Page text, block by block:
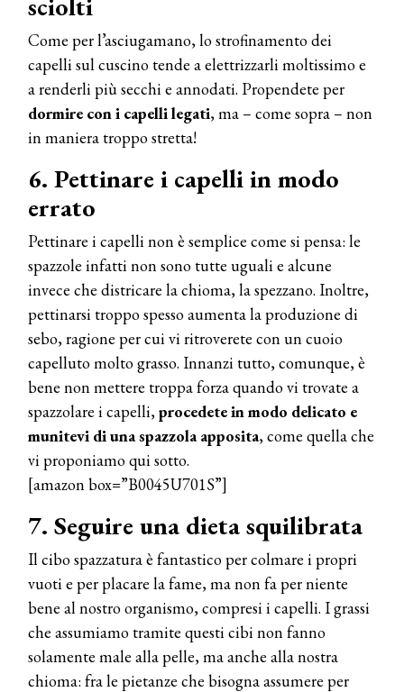
Come per l’asciugamano, lo strofinamento dei
capelli sul cuscino tende a elettrizzarli moltissimo e
a renderli più secchi e annodati. Propendete per
dormire con i capelli legati, ma – come sopra – non
in maniera troppo stretta!
6. Pettinare i capelli in modo
errato
Pettinare i capelli non è semplice come si pensa: le
spazzole infatti non sono tutte uguali e alcune
invece che districare la chioma, la spezzano. Inoltre,
pettinarsi troppo spesso aumenta la produzione di
sebo, ragione per cui vi ritroverete con un cuoio
capelluto molto grasso. Innanzi tutto, comunque, è
bene non mettere troppa forza quando vi trovate a
spazzolare i capelli,procedete in modo delicato e
munitevi di una spazzola apposita, come quella che
vi proponiamo qui sotto.
[amazon box=”B0045U701S”]
7. Seguire una dieta squilibrata
Il cibo spazzatura è fantastico per colmare i propri
vuoti e per placare la fame, ma non fa per niente
bene al nostro organismo, compresi i capelli. I grassi
che assumiamo tramite questi cibi non fanno
solamente male alla pelle, ma anche alla nostra
chioma: fra le pietanze che bisogna assumere per